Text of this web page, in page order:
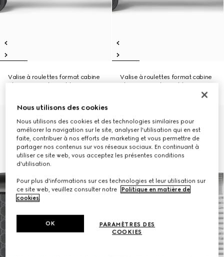
Valise à roulettes format cabine
plus Gucci Porter Light
Valise à roulettes format cabine
plus Gucci Porter Light
Nous utilisons des cookies
Nous utilisons des cookies et des technologies similaires pour
améliorer la navigation sur le site, analyser l'utilisation qui en est
faite, contribuer à nos efforts de marketing et vous permettre de
partager nos contenus sur vos réseaux sociaux. En continuant à
utiliser ce site web, vous acceptez les présentes conditions
d'utilisation.
Pour plus d'informations sur ces technologies et leur utilisation sur
ce site web, veuillez consulter notre
Politique en matière de
cookies.
PARAMÈTRES DES
COOKIES
OK